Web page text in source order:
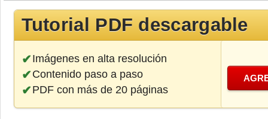
Tutorial PDF descargable
Imágenes en alta resolución
Contenido paso a paso
PDF con más de 20 páginas